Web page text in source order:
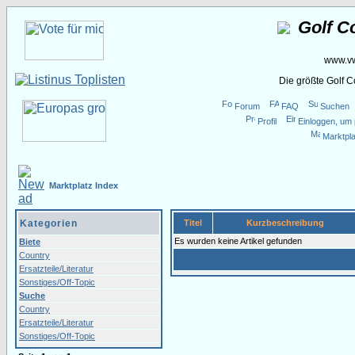
Golf
Die größte Golf
Forum FAQ
Suchen
Profil
Einloggen,
Marktplatz Index
Kategorien
Biete
Country
Ersatzteile/Literatur
Sonstiges/Off-Topic
Suche
Country
Ersatzteile/Literatur
Sonstiges/Off-Topic
Titel
Kurzbeschreibung
Es wurden keine Artikel gefunden